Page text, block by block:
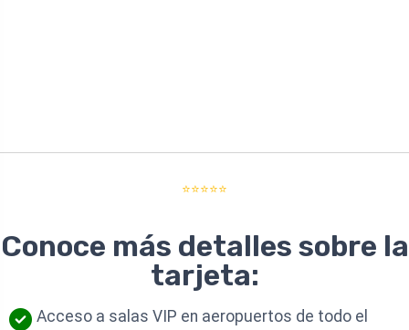
⭐⭐⭐⭐⭐
Conoce más detalles sobre la
tarjeta:
Acceso a salas VIP en aeropuertos de todo el